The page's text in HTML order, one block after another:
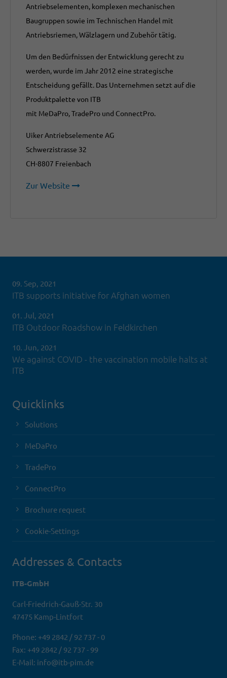
Antriebselementen, komplexen mechanischen
Baugruppen sowie im Technischen Handel mit
Antriebsriemen, Wälzlagern und Zubehör tätig.
Um den Bedürfnissen der Entwicklung gerecht zu
werden, wurde im Jahr 2012 eine strategische
Entscheidung gefällt. Das Unternehmen setzt auf die
Produktpalette von ITB
mit MeDaPro, TradePro und ConnectPro.
Uiker Antriebselemente AG
Schwerzistrasse 32
CH-8807 Freienbach
Zur Website
09. Sep, 2021
ITB supports initiative for Afghan women
01. Jul, 2021
ITB Outdoor Roadshow in Feldkirchen
10. Jun, 2021
We against COVID - the vaccination mobile halts at
ITB
Quicklinks
Solutions
MeDaPro
TradePro
ConnectPro
Brochure request
Cookie-Settings
Addresses & Contacts
ITB-GmbH
Carl-Friedrich-Gauß-Str. 30
47475 Kamp-Lintfort
Phone: +49 2842 / 92 737 - 0
Fax: +49 2842 / 92 737 - 99
E-Mail: info@itb-pim.de